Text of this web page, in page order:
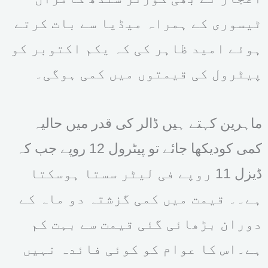
ٹیسوری کے ہمراہ میڈیا سے بات کرتے
ہوئے امید ظاہر کی کہ یکم اکتوبر کو
پیٹرول کی قیمتوں میں کمی ہوگی۔
ماہرین کہتے ہیں ڈالر کی قدر میں حالیہ
کمی کودیکھا جائے تو پیٹرول 12 روپے جب کہ
ڈیزل 11 روپے فی لیٹر سستا ہوسکتا
ہے۔۔ قیمت میں کمی گزشتہ دو ماہ کے
دوران بڑھائی گئی قیمت سے بہت کم
ہے۔اس کا عوام کو کوئی فائدہ نہیں